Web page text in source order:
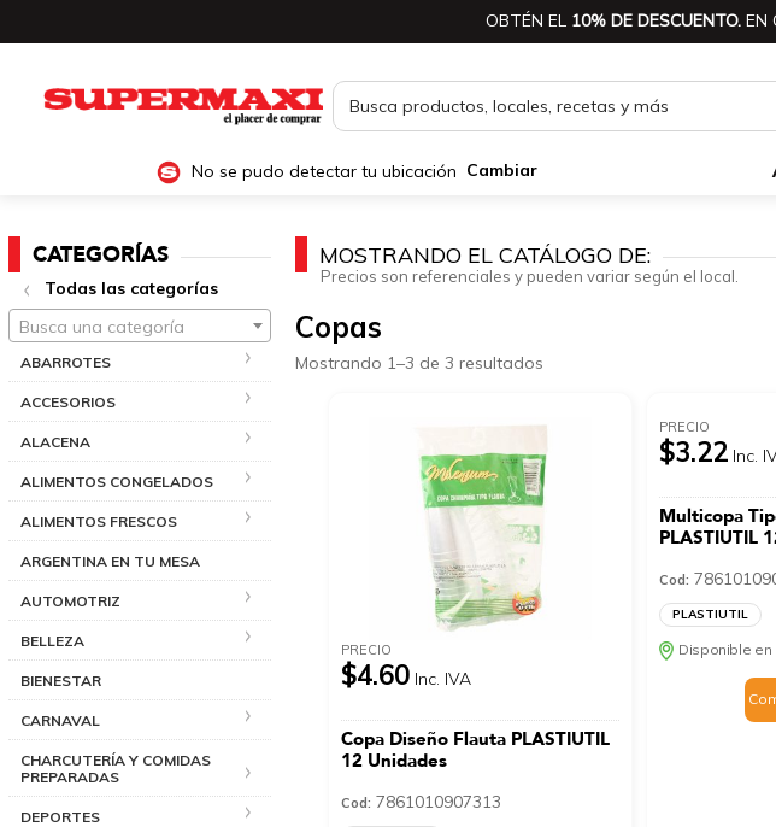
OBTÉN EL 10% DE DESCUENTO. EN
No se pudo detectar tu ubicación Cambiar
CATEGORÍAS
Todas las categorías
Busca una categoría
ABARROTES
ACCESORIOS
ALACENA
ALIMENTOS CONGELADOS
ALIMENTOS FRESCOS
ARGENTINA EN TU MESA
AUTOMOTRIZ
BELLEZA
BIENESTAR
CARNAVAL
CHARCUTERÍA Y COMIDAS
PREPARADAS
DEPORTES
MOSTRANDO EL CATÁLOGO DE:
Precios son referenciales y pueden variar según el local.
Copas
Mostrando 1–3 de 3 resultados
PRECIO
$4.60 Inc. IVA
Copa Diseño Flauta PLASTIUTIL
12 Unidades
Cod: 7861010907313
PRECIO
$3.22 Inc.
Multicopa
PLASTIUTIL
Cod:
PLASTIUTIL
Disponible